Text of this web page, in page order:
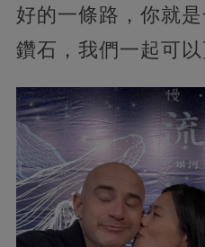
好的一條路，你就
鑽石，我們一起可以